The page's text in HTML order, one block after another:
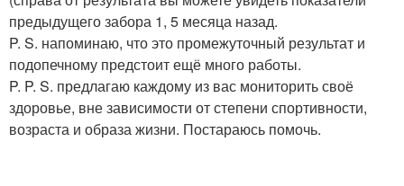
предыдущего забора 1, 5 месяца назад.
P. S. напоминаю, что это промежуточный результат и
подопечному предстоит ещё много работы.
P. P. S. предлагаю каждому из вас мониторить своё
здоровье, вне зависимости от степени спортивности,
возраста и образа жизни. Постараюсь помочь.